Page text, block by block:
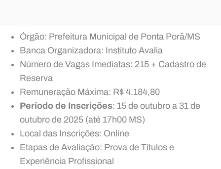
Órgão: Prefeitura Municipal de Ponta Porã/MS
Banca Organizadora: Instituto Avalia
Número de Vagas Imediatas: 215 + Cadastro de
Reserva
Remuneração Máxima: R$ 4.184,80
Período de Inscrições: 15 de outubro a 31 de
outubro de 2025 (até 17h00 MS)
Local das Inscrições: Online
Etapas de Avaliação: Prova de Títulos e
Experiência Profissional